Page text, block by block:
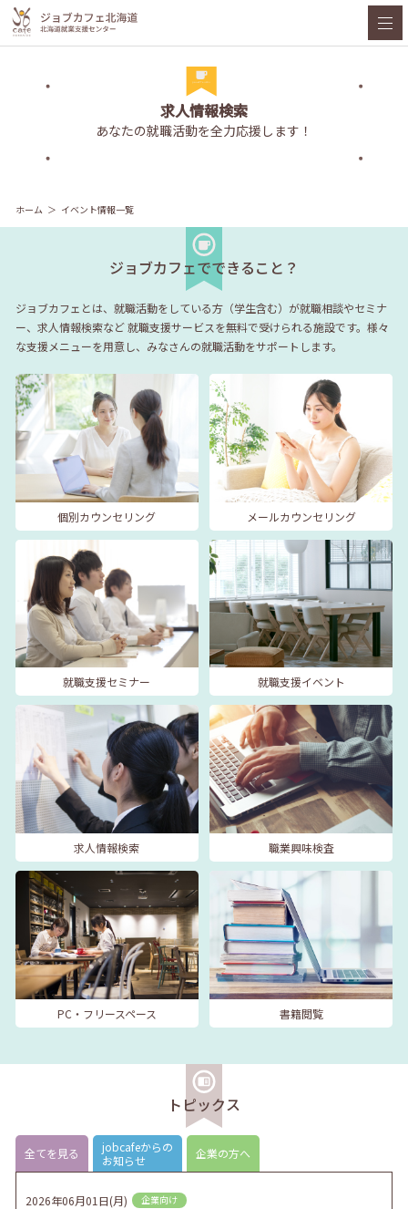
求人情報検索
あなたの就職活動を全力応援します！
ホーム イベント情報一覧
ジョブカフェでできること？
ジョブカフェとは、就職活動をしている方（学生含む）が就職相談やセミナ
ー、求人情報検索など就職支援サービスを無料で受けられる施設です。様々
な支援メニューを用意し、みなさんの就職活動をサポートします。
個別カウンセリング メールカウンセリング
就職支援セミナー 就職支援イベント
求人情報検索 職業興味検査
PC・フリースペース 書籍閲覧
トピックス
全てを見る
jobcafeからの
お知らせ
企業の方へ
2026年06月01日(月) 企業向け